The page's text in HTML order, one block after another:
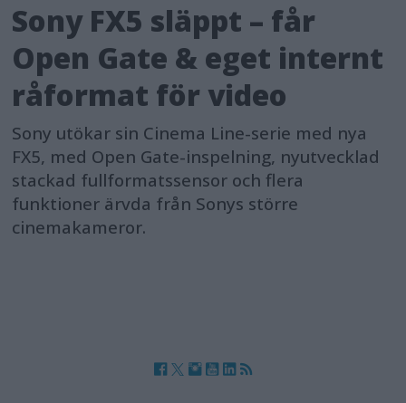
Sony FX5 släppt – får
Open Gate & eget internt
råformat för video
Sony utökar sin Cinema Line-serie med nya
FX5, med Open Gate-inspelning, nyutvecklad
stackad fullformatssensor och flera
funktioner ärvda från Sonys större
cinemakameror.